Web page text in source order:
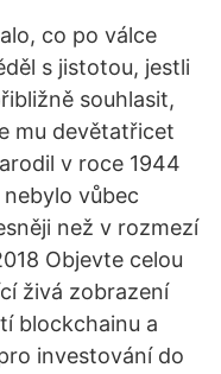
co po válce
s jistotou, jestli
souhlasit,
mu devětatřicet
v roce 1944
vůbec
než v rozmezí
Objevte celou
živá zobrazení
blockchainu a
investování do